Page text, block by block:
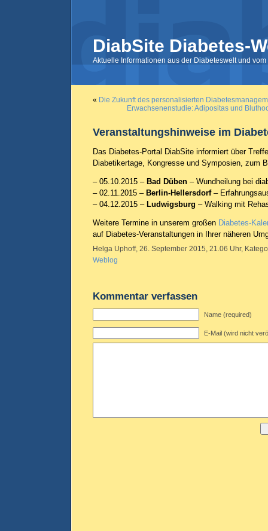
DiabSite Diabetes-
Aktuelle Informationen aus der Diabeteswelt und
« Die Zukunft des personalisierten
Erwachsenenstudie: Adipositas und
Veranstaltungshinweise im
Das Diabetes-Portal DiabSite informiert über
Diabetikertage, Kongresse und Symposien, zum
– 05.10.2015 – Bad Düben – Wundheilung bei
– 02.11.2015 – Berlin-Hellersdorf–
– 04.12.2015 – Ludwigsburg – Walking mit
Weitere Termine in unserem großen Diabetes-
auf Diabetes-Veranstaltungen in Ihrer näheren
Helga Uphoff, 26. September 2015, 21.06 Uhr,
Weblog
Kommentar verfassen
Name (required)
E-Mail (wird nicht